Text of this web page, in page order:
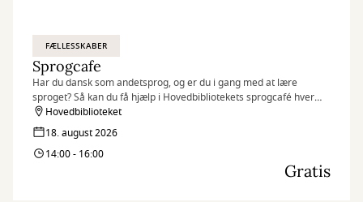
FÆLLESSKABER
Sprogcafe
Har du dansk som andetsprog, og er du i gang med at lære
sproget? Så kan du få hjælp i Hovedbibliotekets sprogcafé hver
tirsdag fra 14:00-16:00.
Hovedbiblioteket
18. august 2026
14:00 - 16:00
Gratis